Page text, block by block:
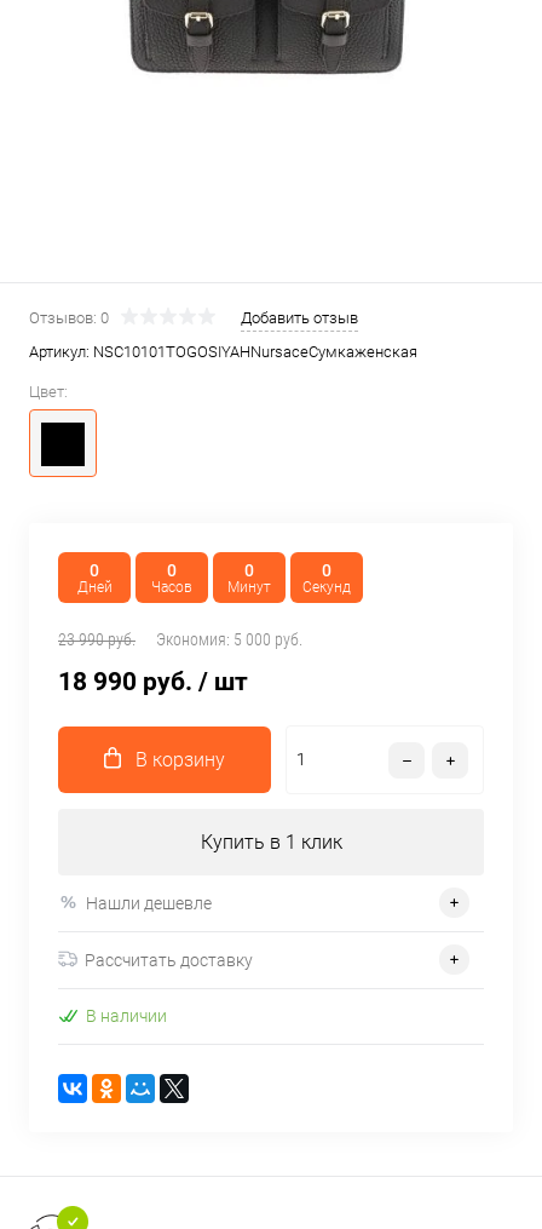
Отзывов: 0
Добавить отзыв
Артикул: NSC10101TOGOSIYAHNursaceСумкаженская
Цвет:
0
Дней
0
Часов
0
Минут
0
Секунд
23 990 руб. Экономия: 5 000 руб.
18 990 руб. / шт
В корзину
Купить в 1 клик
Нашли дешевле
Рассчитать доставку
В наличии